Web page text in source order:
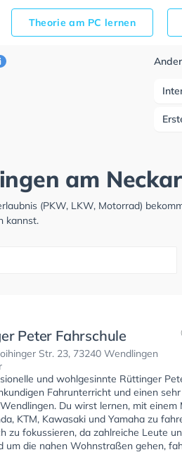
Theorie am PC lernen
am Neckar
(PKW, LKW, Motorrad)
kannst.
Peter Fahrschule
Str. 23, 73240 Wendlingen
und wohlgesinnte Rüttinger
Fahrunterricht und einen
Du wirst lernen, mit einem
KTM, Kawasaki und Yamaha zu
zu fokussieren, da zahlreiche Leute
um die nahen Wohnstraßen gehen,
Fahrschule bietet Exzellente